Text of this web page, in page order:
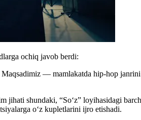
ochiq javob berdi:
— mamlakatda hip-hop
jihati shundaki, “So‘z” loyihasidagi
o‘z kupletlarini ijro etishadi.